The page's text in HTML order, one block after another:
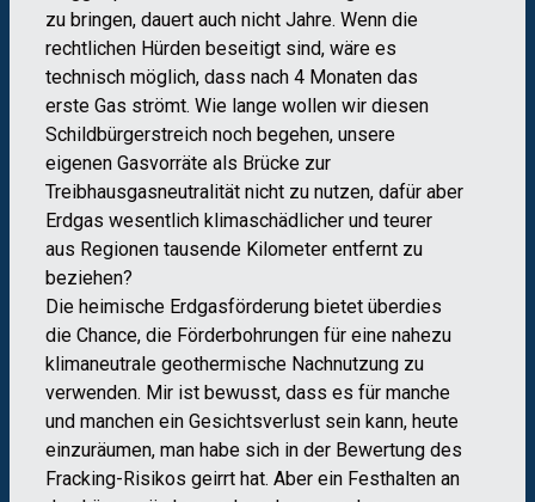
zu bringen, dauert auch nicht Jahre. Wenn die
rechtlichen Hürden beseitigt sind, wäre es
technisch möglich, dass nach 4 Monaten das
erste Gas strömt. Wie lange wollen wir diesen
Schildbürgerstreich noch begehen, unsere
eigenen Gasvorräte als Brücke zur
Treibhausgasneutralität nicht zu nutzen, dafür aber
Erdgas wesentlich klimaschädlicher und teurer
aus Regionen tausende Kilometer entfernt zu
beziehen?
Die heimische Erdgasförderung bietet überdies
die Chance, die Förderbohrungen für eine nahezu
klimaneutrale geothermische Nachnutzung zu
verwenden. Mir ist bewusst, dass es für manche
und manchen ein Gesichtsverlust sein kann, heute
einzuräumen, man habe sich in der Bewertung des
Fracking-Risikos geirrt hat. Aber ein Festhalten an